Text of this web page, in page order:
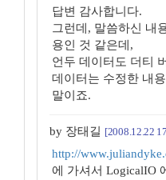
답변 감사합니다.
그런데, 말씀하신 내
용인 것 같은데,
언두 데이터도 더티
데이터는 수정한 내
말이죠.
by 장태길 [2008.12.22
http://
에 가셔서 LogicalIO